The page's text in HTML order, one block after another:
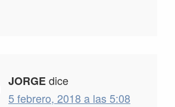
JORGEdice
5 febrero, 2018 a las 5:08